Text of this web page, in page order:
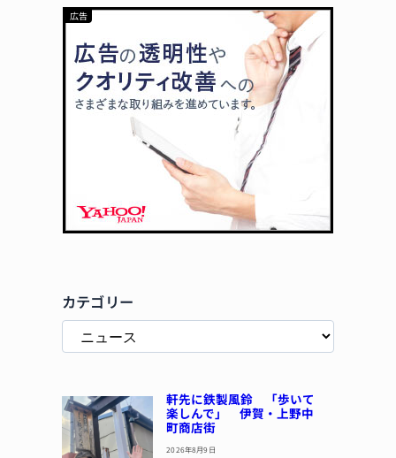
カテゴリー
軒先に鉄製風鈴 「歩いて
楽しんで」 伊賀・上野中
町商店街
2026年8月9日